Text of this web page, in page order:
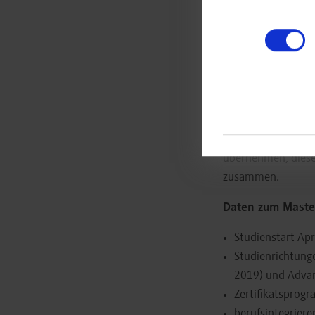
Konzepte zu
mit“, unterstützt
Bedarf im
aufgespürt und
jedoch nur
nur
übernehmen,
zusammen.
Daten zum
Studienstart
2019) und